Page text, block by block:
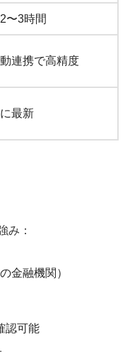
〜3時間
連携で高精度
最新
み：
金融機関）
認可能